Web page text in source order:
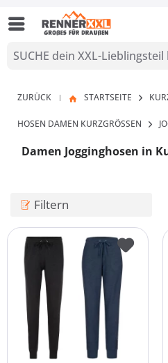
ZURÜCK | STARTSEITE
HOSEN DAMEN KURZGRÖSSEN
Damen Jogginghosen in
Filtern